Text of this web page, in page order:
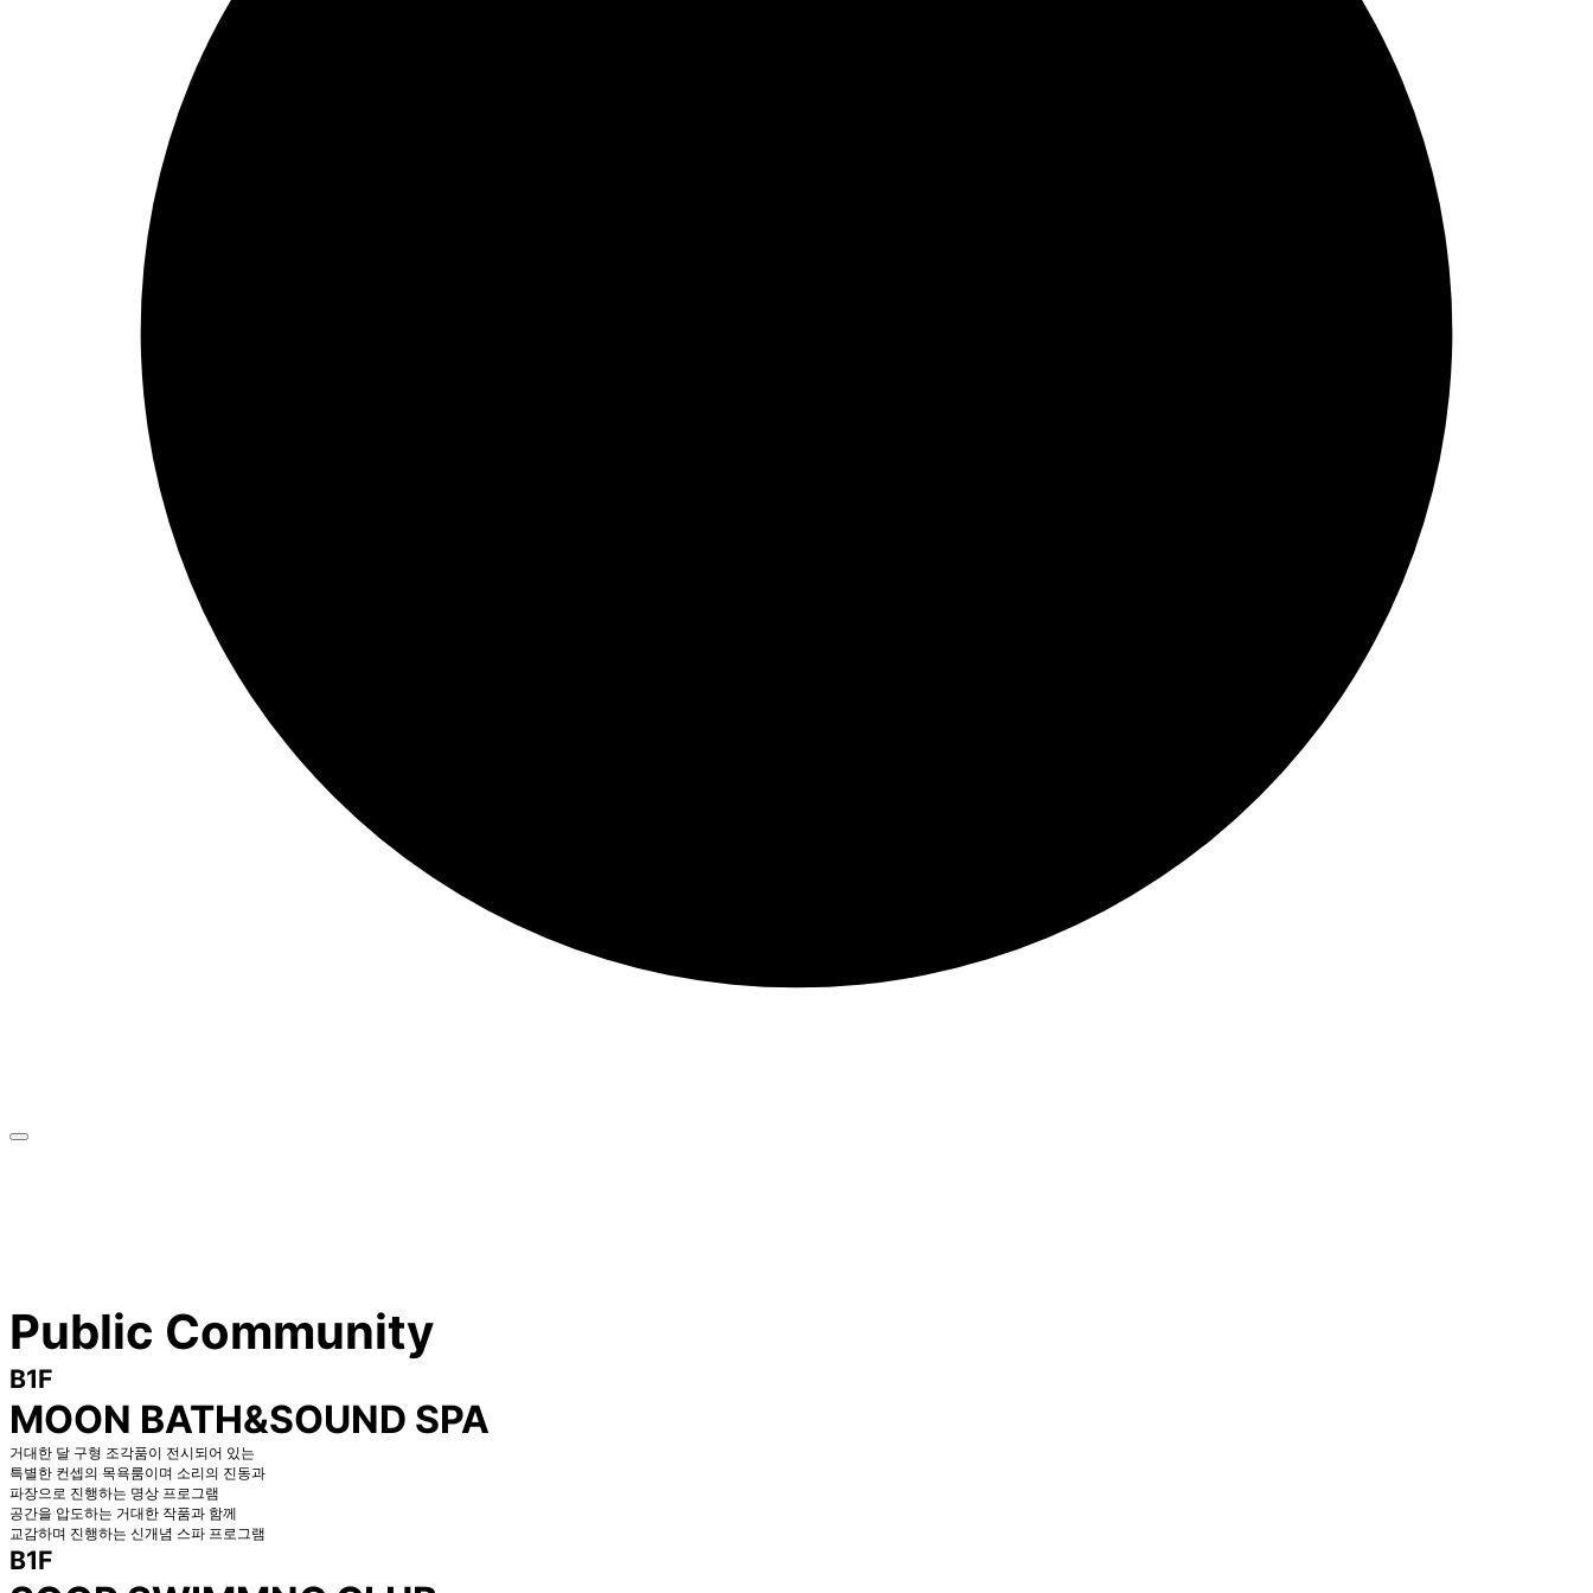
Public Community
B1F
MOON BATH&SOUND SPA
거대한 달 구형 조각품이 전시되어 있는
특별한 컨셉의 목욕룸이며 소리의 진동과
파장으로 진행하는 명상 프로그램
공간을 압도하는 거대한 작품과 함께
교감하며 진행하는 신개념 스파 프로그램
B1F